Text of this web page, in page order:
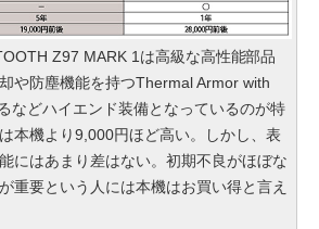
Z97 MARK 1は高級な高性能部品
や防塵機能を持つThermal Armor with
などハイエンド装備となっているのが特
本機より9,000円ほど高い。しかし、表
にはあまり差はない。初期不良がほぼな
重要という人には本機はお買い得と言え